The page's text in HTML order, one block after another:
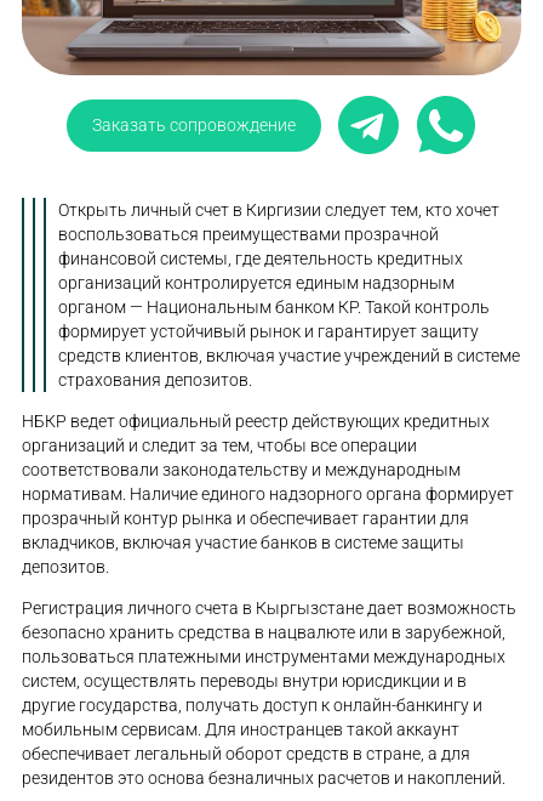
Заказать сопровождение
Открыть личный счет в Киргизии следует тем, кто хочет
воспользоваться преимуществами прозрачной
финансовой системы, где деятельность кредитных
организаций контролируется единым надзорным
органом — Национальным банком КР. Такой контроль
формирует устойчивый рынок и гарантирует защиту
средств клиентов, включая участие учреждений в системе
страхования депозитов.
НБКР ведет официальный реестр действующих кредитных
организаций и следит за тем, чтобы все операции
соответствовали законодательству и международным
нормативам. Наличие единого надзорного органа формирует
прозрачный контур рынка и обеспечивает гарантии для
вкладчиков, включая участие банков в системе защиты
депозитов.
Регистрация личного счета в Кыргызстане дает возможность
безопасно хранить средства в нацвалюте или в зарубежной,
пользоваться платежными инструментами международных
систем, осуществлять переводы внутри юрисдикции и в
другие государства, получать доступ к онлайн-банкингу и
мобильным сервисам. Для иностранцев такой аккаунт
обеспечивает легальный оборот средств в стране, а для
резидентов это основа безналичных расчетов и накоплений.